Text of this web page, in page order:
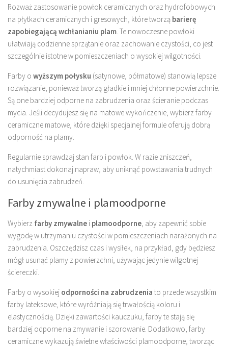
Rozważ zastosowanie powłok ceramicznych oraz hydrofobowych
na płytkach ceramicznych i gresowych, które tworzą barierę
zapobiegającą wchłanianiu plam. Te nowoczesne powłoki
ułatwiają codzienne sprzątanie oraz zachowanie czystości, co jest
szczególnie istotne w pomieszczeniach o wysokiej wilgotności.
Farby o wyższym połysku (satynowe, półmatowe) stanowią lepsze
rozwiązanie, ponieważ tworzą gładkie i mniej chłonne powierzchnie.
Są one bardziej odporne na zabrudzenia oraz ścieranie podczas
mycia. Jeśli decydujesz się na matowe wykończenie, wybierz farby
ceramiczne matowe, które dzięki specjalnej formule oferują dobrą
odporność na plamy.
Regularnie sprawdzaj stan farb i powłok. W razie zniszczeń,
natychmiast dokonaj napraw, aby uniknąć powstawania trudnych
do usunięcia zabrudzeń.
Farby zmywalne i plamoodporne
Wybierz farby zmywalne i plamoodporne, aby zapewnić sobie
wygodę w utrzymaniu czystości w pomieszczeniach narażonych na
zabrudzenia. Oszczędzisz czas i wysiłek, na przykład, gdy będziesz
mógł usunąć plamy z powierzchni, używając jedynie wilgotnej
ściereczki.
Farby o wysokiej odporności na zabrudzenia to przede wszystkim
farby lateksowe, które wyróżniają się trwałością koloru i
elastycznością. Dzięki zawartości kauczuku, farby te stają się
bardziej odporne na zmywanie i szorowanie. Dodatkowo, farby
ceramiczne wykazują świetne właściwości plamoodporne, tworząc